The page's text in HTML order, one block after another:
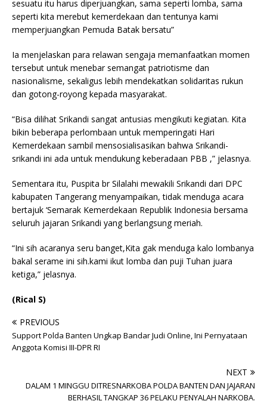
sesuatu itu harus diperjuangkan, sama seperti lomba, sama
seperti kita merebut kemerdekaan dan tentunya kami
memperjuangkan Pemuda Batak bersatu”
Ia menjelaskan para relawan sengaja memanfaatkan momen
tersebut untuk menebar semangat patriotisme dan
nasionalisme, sekaligus lebih mendekatkan solidaritas rukun
dan gotong-royong kepada masyarakat.
“Bisa dilihat Srikandi sangat antusias mengikuti kegiatan. Kita
bikin beberapa perlombaan untuk memperingati Hari
Kemerdekaan sambil mensosialisasikan bahwa Srikandi-
srikandi ini ada untuk mendukung keberadaan PBB ,” jelasnya.
Sementara itu, Puspita br Silalahi mewakili Srikandi dari DPC
kabupaten Tangerang menyampaikan, tidak menduga acara
bertajuk ‘Semarak Kemerdekaan Republik Indonesia bersama
seluruh jajaran Srikandi yang berlangsung meriah.
“Ini sih acaranya seru banget,Kita gak menduga kalo lombanya
bakal serame ini sih.kami ikut lomba dan puji Tuhan juara
ketiga,” jelasnya.
(Rical S)
PREVIOUS
Support Polda Banten Ungkap Bandar Judi Online, Ini Pernyataan
Anggota Komisi III-DPR RI
NEXT
DALAM 1 MINGGU DITRESNARKOBA POLDA BANTEN DAN JAJARAN
BERHASIL TANGKAP 36 PELAKU PENYALAH NARKOBA.